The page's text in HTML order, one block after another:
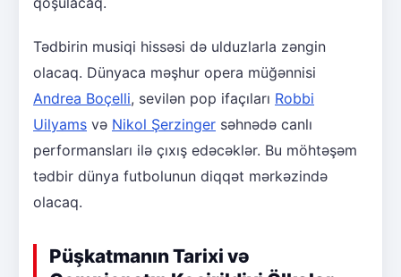
Tədbirin musiqi hissəsi də ulduzlarla zəngin
olacaq. Dünyaca məşhur opera müğənnisi
Andrea Boçelli, sevilən pop ifaçıları Robbi
Uilyams və Nikol Şerzinger səhnədə canlı
performansları ilə çıxış edəcəklər. Bu möhtəşəm
tədbir dünya futbolunun diqqət mərkəzində
olacaq.
Püşkatmanın Tarixi və